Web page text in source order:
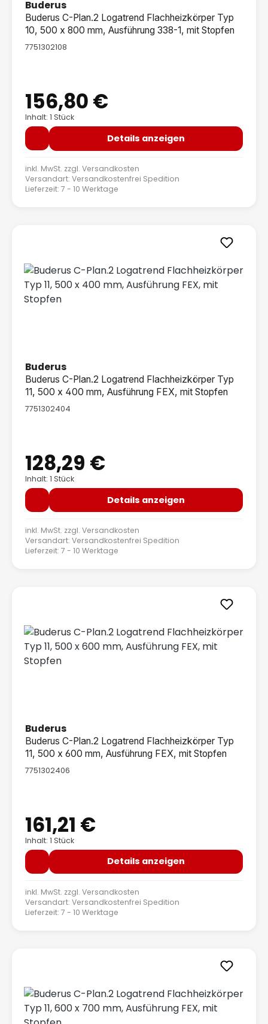
Buderus
Buderus C-Plan.2 Logatrend Flachheizkörper Typ
10, 500 x 800 mm, Ausführung 338-1, mit Stopfen
7751302108
Regulärer Preis:
156,80 €
Inhalt: 1 Stück
Details anzeigen
inkl. MwSt. zzgl. Versandkosten
Versandart: Versandkostenfrei Spedition
Lieferzeit: 7 - 10 Werktage
Buderus
Buderus C-Plan.2 Logatrend Flachheizkörper Typ
11, 500 x 400 mm, Ausführung FEX, mit Stopfen
7751302404
Regulärer Preis:
128,29 €
Inhalt: 1 Stück
Details anzeigen
inkl. MwSt. zzgl. Versandkosten
Versandart: Versandkostenfrei Spedition
Lieferzeit: 7 - 10 Werktage
Buderus
Buderus C-Plan.2 Logatrend Flachheizkörper Typ
11, 500 x 600 mm, Ausführung FEX, mit Stopfen
7751302406
Regulärer Preis:
161,21 €
Inhalt: 1 Stück
Details anzeigen
inkl. MwSt. zzgl. Versandkosten
Versandart: Versandkostenfrei Spedition
Lieferzeit: 7 - 10 Werktage